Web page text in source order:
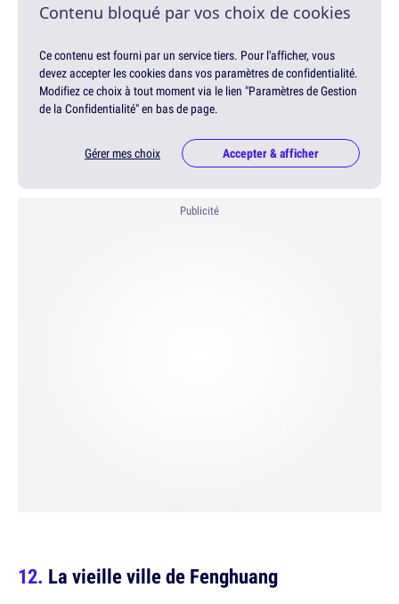
Contenu bloqué par vos choix de cookies
Ce contenu est fourni par un service tiers. Pour l'afficher, vous
devez accepter les cookies dans vos paramètres de confidentialité.
Modifiez ce choix à tout moment via le lien "Paramètres de Gestion
de la Confidentialité" en bas de page.
Gérer mes choix Accepter & afficher
Publicité
La vieille ville de Fenghuang